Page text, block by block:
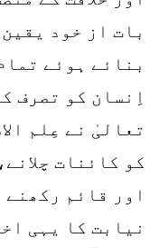
بات از خود
بنائے ہوئے
اِنسان کو تصرف
تعالیٰ نے عِلم
کو کائنات
اور قائم رکھنے
نیابت کا یہی